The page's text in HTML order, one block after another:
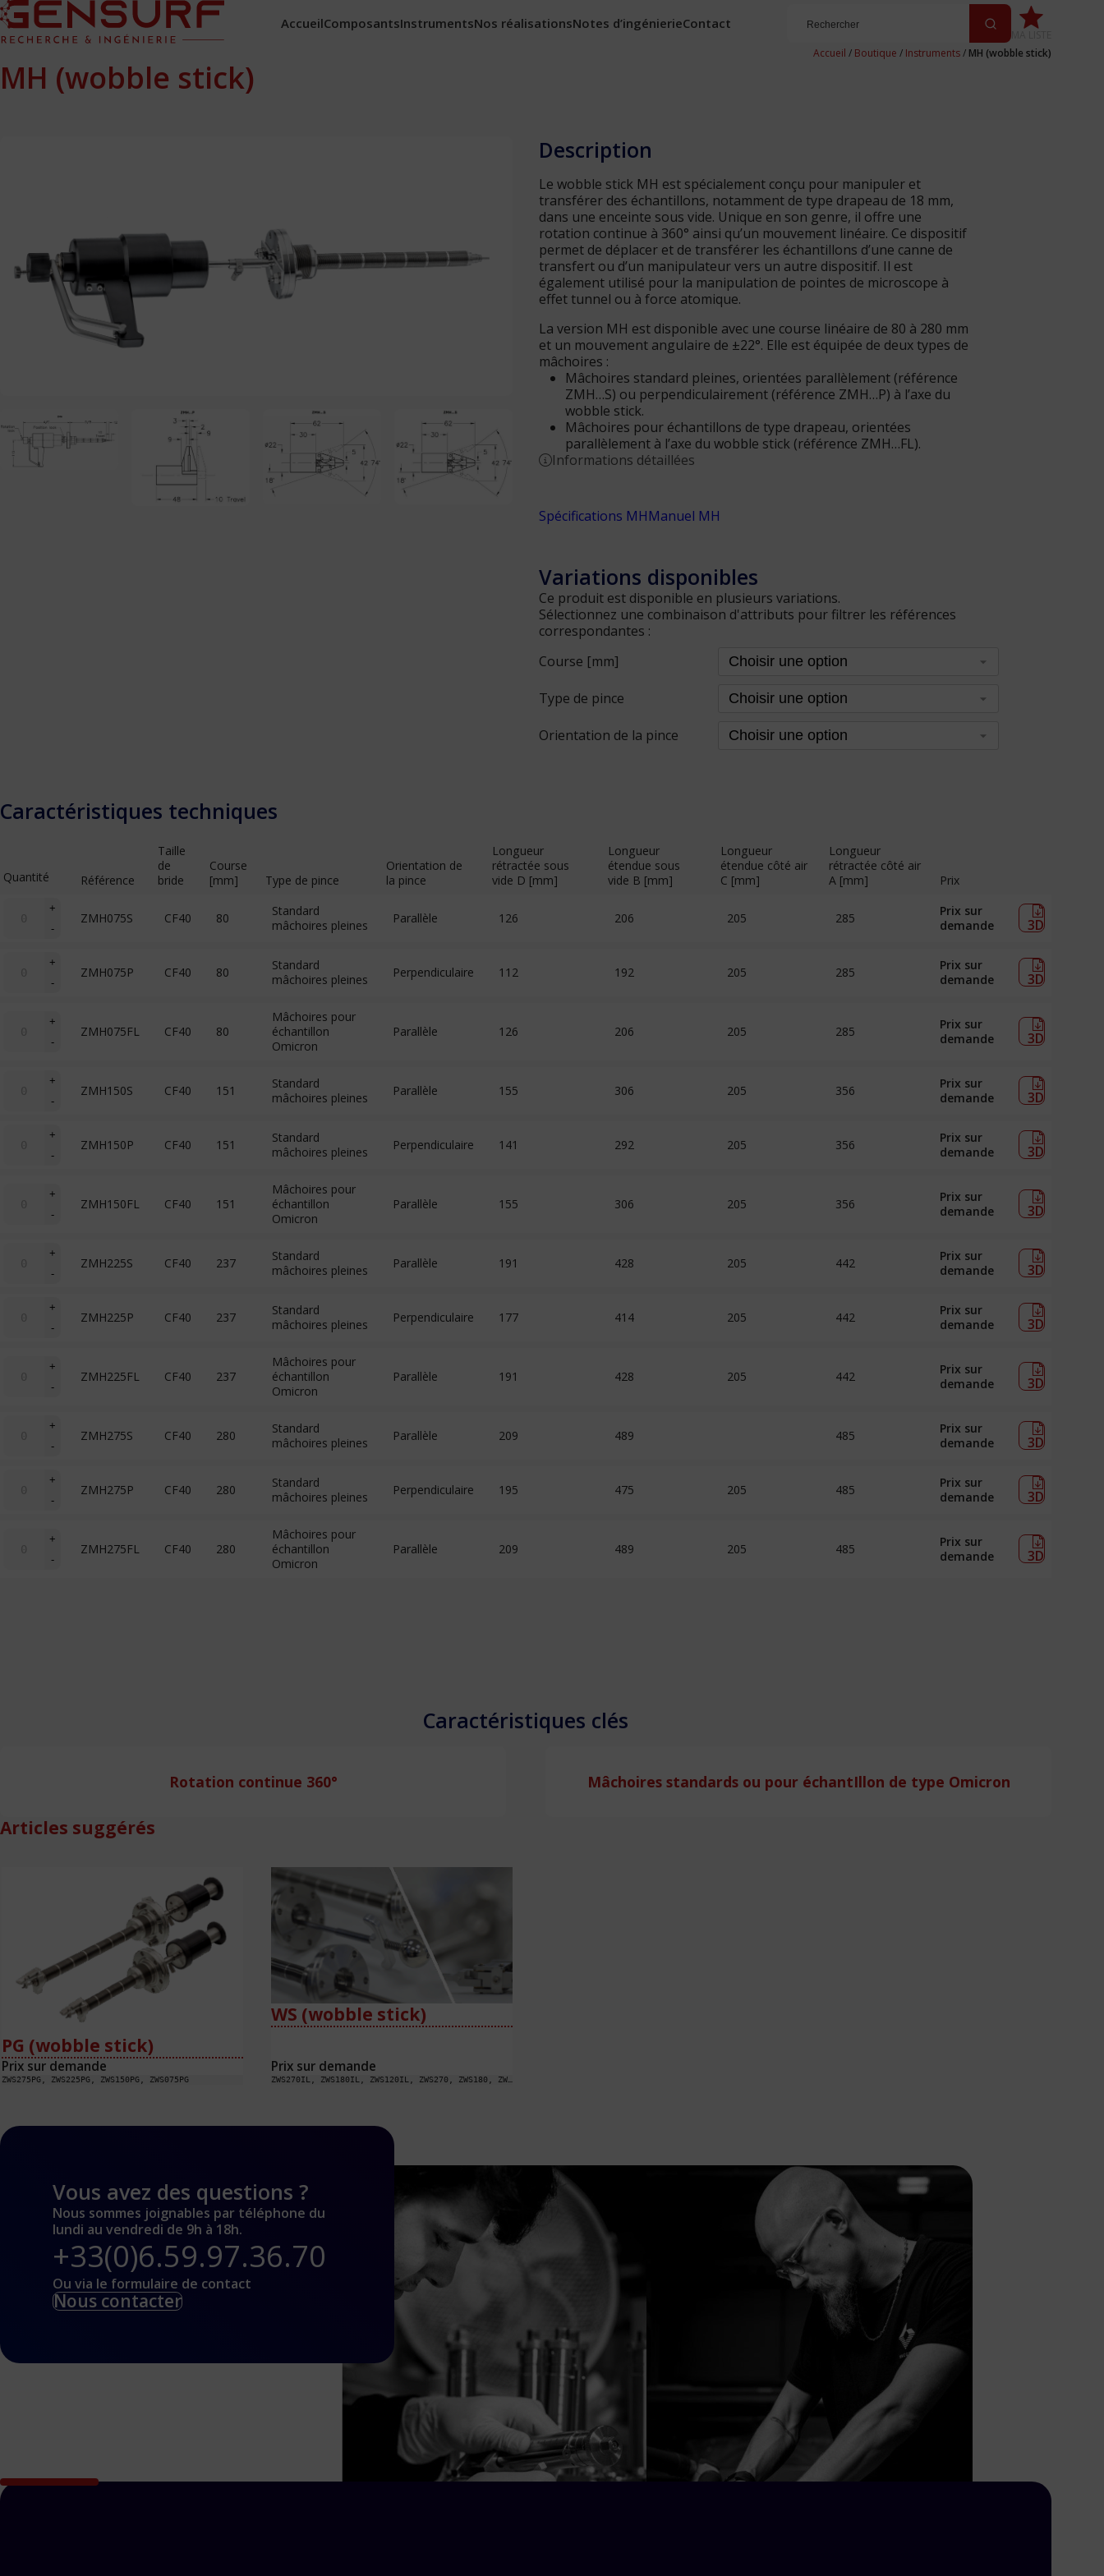
AccueilComposantsInstrumentsNos réalisationsNotes d’ingénierieContact
Accueil / Boutique / Instruments/ MH (wobble stick)
MH (wobble stick)
Description
Le wobble stick MH est spécialement conçu pour manipuler et
transférer des échantillons, notamment de type drapeau de 18 mm,
dans une enceinte sous vide. Unique en son genre, il offre une
rotation continue à 360° ainsi qu’un mouvement linéaire. Ce dispositif
permet de déplacer et de transférer les échantillons d’une canne de
transfert ou d’un manipulateur vers un autre dispositif. Il est
également utilisé pour la manipulation de pointes de microscope à
effet tunnel ou à force atomique.
La version MH est disponible avec une course linéaire de 80 à 280 mm
et un mouvement angulaire de ±22°. Elle est équipée de deux types de
mâchoires :
Mâchoires standard pleines, orientées parallèlement (référence
ZMH…S) ou perpendiculairement (référence ZMH…P) à l’axe du
wobble stick.
Mâchoires pour échantillons de type drapeau, orientées
parallèlement à l’axe du wobble stick (référence ZMH…FL).
Informations détaillées
Spécifications MHManuel MH
Variations disponibles
Ce produit est disponible en plusieurs variations.
Sélectionnez une combinaison d'attributs pour filtrer les références
correspondantes :
Course [mm]
Type de pince
Orientation de la pince
Caractéristiques techniques
Quantité Référence
Taille
de
bride
Course
[mm]
Type de pince
Orientation de
la pince
Longueur
rétractée sous
vide D [mm]
Longueur
étendue sous
vide B [mm]
Longueur
étendue côté air
C [mm]
Longueur
rétractée côté air
A [mm]
Prix
+
-
ZMH075S CF40 80
Standard
mâchoires pleines
Parallèle 126 206 205 285
Prix sur
demande
3D
+
-
ZMH075P CF40 80
Standard
mâchoires pleines
Perpendiculaire 112 192 205 285
Prix sur
demande
3D
+
-
ZMH075FL CF40 80
Mâchoires pour
échantillon
Omicron
Parallèle 126 206 205 285
Prix sur
demande
3D
+
-
ZMH150S CF40 151
Standard
mâchoires pleines
Parallèle 155 306 205 356
Prix sur
demande
3D
+
-
ZMH150P CF40 151
Standard
mâchoires pleines
Perpendiculaire 141 292 205 356
Prix sur
demande
3D
+
-
ZMH150FL CF40 151
Mâchoires pour
échantillon
Omicron
Parallèle 155 306 205 356
Prix sur
demande
3D
+
-
ZMH225S CF40 237
Standard
mâchoires pleines
Parallèle 191 428 205 442
Prix sur
demande
3D
+
-
ZMH225P CF40 237
Standard
mâchoires pleines
Perpendiculaire 177 414 205 442
Prix sur
demande
3D
+
-
ZMH225FL CF40 237
Mâchoires pour
échantillon
Omicron
Parallèle 191 428 205 442
Prix sur
demande
3D
+
-
ZMH275S CF40 280
Standard
mâchoires pleines
Parallèle 209 489 485
Prix sur
demande
3D
+
-
ZMH275P CF40 280
Standard
mâchoires pleines
Perpendiculaire 195 475 205 485
Prix sur
demande
3D
+
-
ZMH275FL CF40 280
Mâchoires pour
échantillon
Omicron
Parallèle 209 489 205 485
Prix sur
demande
3D
Caractéristiques clés
Rotation continue 360° Mâchoires standards ou pour échantIllon de type Omicron
Articles suggérés
PG (wobble stick)
Prix sur demande
ZWS275PG, ZWS225PG, ZWS150PG, ZWS075PG
WS (wobble stick)
Prix sur demande
Vous avez des questions ?
Nous sommes joignables par téléphone du
lundi au vendredi de 9h à 18h.
+33(0)6.59.97.36.70
Ou via le formulaire de contact
Nous contacter